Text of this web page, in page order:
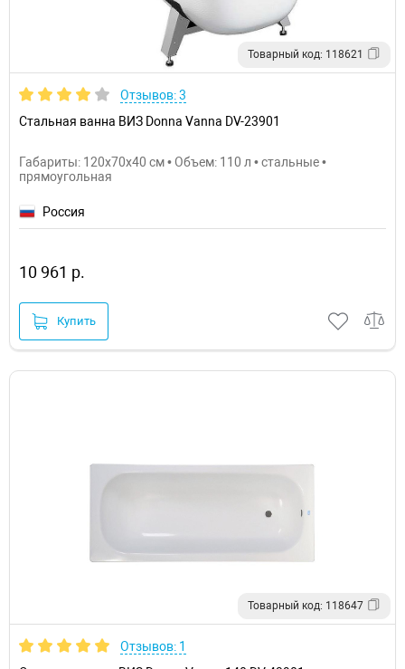
Товарный код: 118621
Отзывов: 3
Стальная ванна ВИЗ Donna Vanna DV-23901
Габариты: 120x70x40 см • Объем: 110 л • стальные •
прямоугольная
Россия
10 961 р.
Купить
Товарный код: 118647
Отзывов: 1